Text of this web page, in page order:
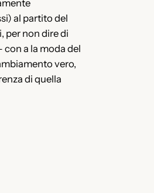
al partito del
per non dire di
a la moda del
vero,
di quella